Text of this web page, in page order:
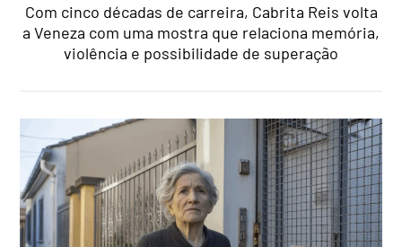
Com cinco décadas de carreira, Cabrita Reis volta
a Veneza com uma mostra que relaciona memória,
violência e possibilidade de superação